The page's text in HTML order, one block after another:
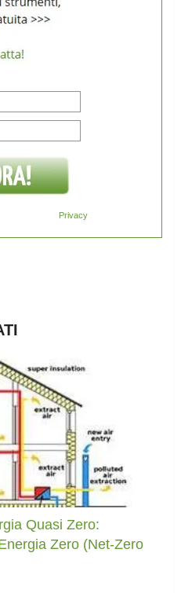
Privacy
Quasi Zero:
Zero (Net-Zero